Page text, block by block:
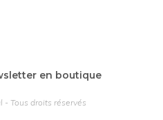
en boutique
- Tous droits réservés